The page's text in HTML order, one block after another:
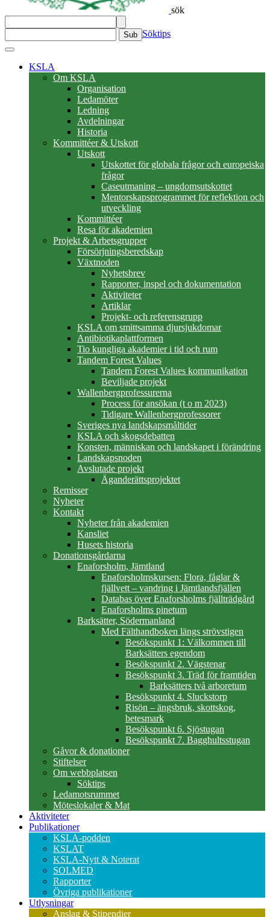
sök
Sub Söktips
KSLA
Om KSLA
Organisation
Ledamöter
Ledning
Avdelningar
Historia
Kommittéer & Utskott
Utskott
Utskottet för globala frågor och europeiska
frågor
Caseutmaning – ungdomsutskottet
Mentorskapsprogrammet för reflektion och
utveckling
Kommittéer
Resa för akademien
Projekt & Arbetsgrupper
Försörjningsberedskap
Växtnoden
Nyhetsbrev
Rapporter, inspel och dokumentation
Aktiviteter
Artiklar
Projekt- och referensgrupp
KSLA om smittsamma djursjukdomar
Antibiotikaplattformen
Tio kungliga akademier i tid och rum
Tandem Forest Values
Tandem Forest Values kommunikation
Beviljade projekt
Wallenbergprofessurerna
Process för ansökan (t o m 2023)
Tidigare Wallenbergprofessorer
Sveriges nya landskapsmåltider
KSLA och skogsdebatten
Konsten, människan och landskapet i förändring
Landskapsnoden
Avslutade projekt
Äganderättsprojektet
Remisser
Nyheter
Kontakt
Nyheter från akademien
Kansliet
Husets historia
Donationsgårdarna
Enaforsholm, Jämtland
Enaforsholmskursen: Flora, fåglar &
fjällvett – vandring i Jämtlandsfjällen
Databas över Enaforsholms fjällträdgård
Enaforsholms pinetum
Barksätter, Södermanland
Med Fälthandboken längs strövstigen
Besökspunkt 1: Välkommen till
Barksätters egendom
Besökspunkt 2. Vägstenar
Besökspunkt 3. Träd för framtiden
Barksätters två arboretum
Besökspunkt 4. Sluckstorp
Risön – ängsbruk, skottskog,
betesmark
Besökspunkt 6. Sjöstugan
Besökspunkt 7. Bagghultsstugan
Gåvor & donationer
Stiftelser
Om webbplatsen
Söktips
Ledamotsrummet
Möteslokaler & Mat
Aktiviteter
Publikationer
KSLA-podden
KSLAT
KSLA-Nytt & Noterat
SOLMED
Rapporter
Övriga publikationer
Utlysningar
Anslag & Stipendier